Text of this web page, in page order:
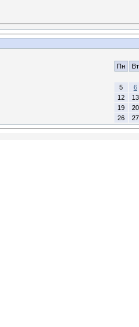
Пн Вт
5
6
12
13
19
20
26
27